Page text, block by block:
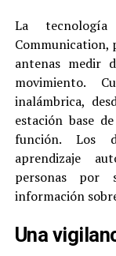
La
Communication,
antenas medir
movimiento.
inalámbrica,
estación base
función. Los
aprendizaje
personas por
información
Una